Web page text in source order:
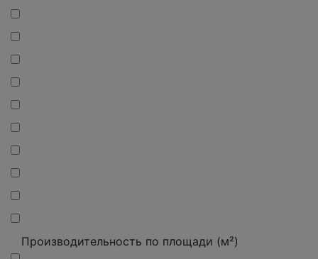
Производительность по площади (м²)